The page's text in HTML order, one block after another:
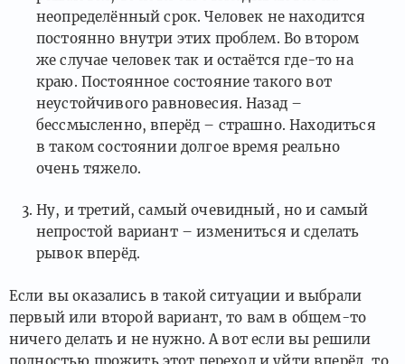
неопределённый срок. Человек не находится
постоянно внутри этих проблем. Во втором
же случае человек так и остаётся где-то на
краю. Постоянное состояние такого вот
неустойчивого равновесия. Назад –
бессмысленно, вперёд – страшно. Находиться
в таком состоянии долгое время реально
очень тяжело.
Ну, и третий, самый очевидный, но и самый
непростой вариант – измениться и сделать
рывок вперёд.
Если вы оказались в такой ситуации и выбрали
первый или второй вариант, то вам в общем-то
ничего делать и не нужно. А вот если вы решили